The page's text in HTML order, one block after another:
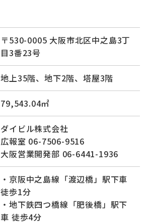
〒530-0005 大阪市北区中之島3丁
目3番23号
地上35階、地下2階、塔屋3階
79,543.04㎡
ダイビル株式会社
広報室 06-7506-9516
大阪営業開発部 06-6441-1936
・京阪中之島線「渡辺橋」駅下車
徒歩1分
・地下鉄四つ橋線「肥後橋」駅下
車 徒歩4分